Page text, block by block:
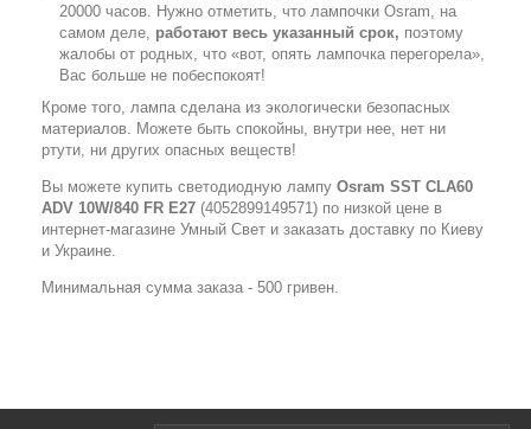
20000 часов. Нужно отметить, что лампочки Osram, на
самом деле, работают весь указанный срок, поэтому
жалобы от родных, что «вот, опять лампочка перегорела»,
Вас больше не побеспокоят!
Кроме того, лампа сделана из экологически безопасных
материалов. Можете быть спокойны, внутри нее, нет ни
ртути, ни других опасных веществ!
Вы можете купить светодиодную лампу Osram SST CLA60
ADV 10W/840 FR E27 (4052899149571) по низкой цене в
интернет-магазине Умный Свет и заказать доставку по Киеву
и Украине.
Минимальная сумма заказа - 500 гривен.